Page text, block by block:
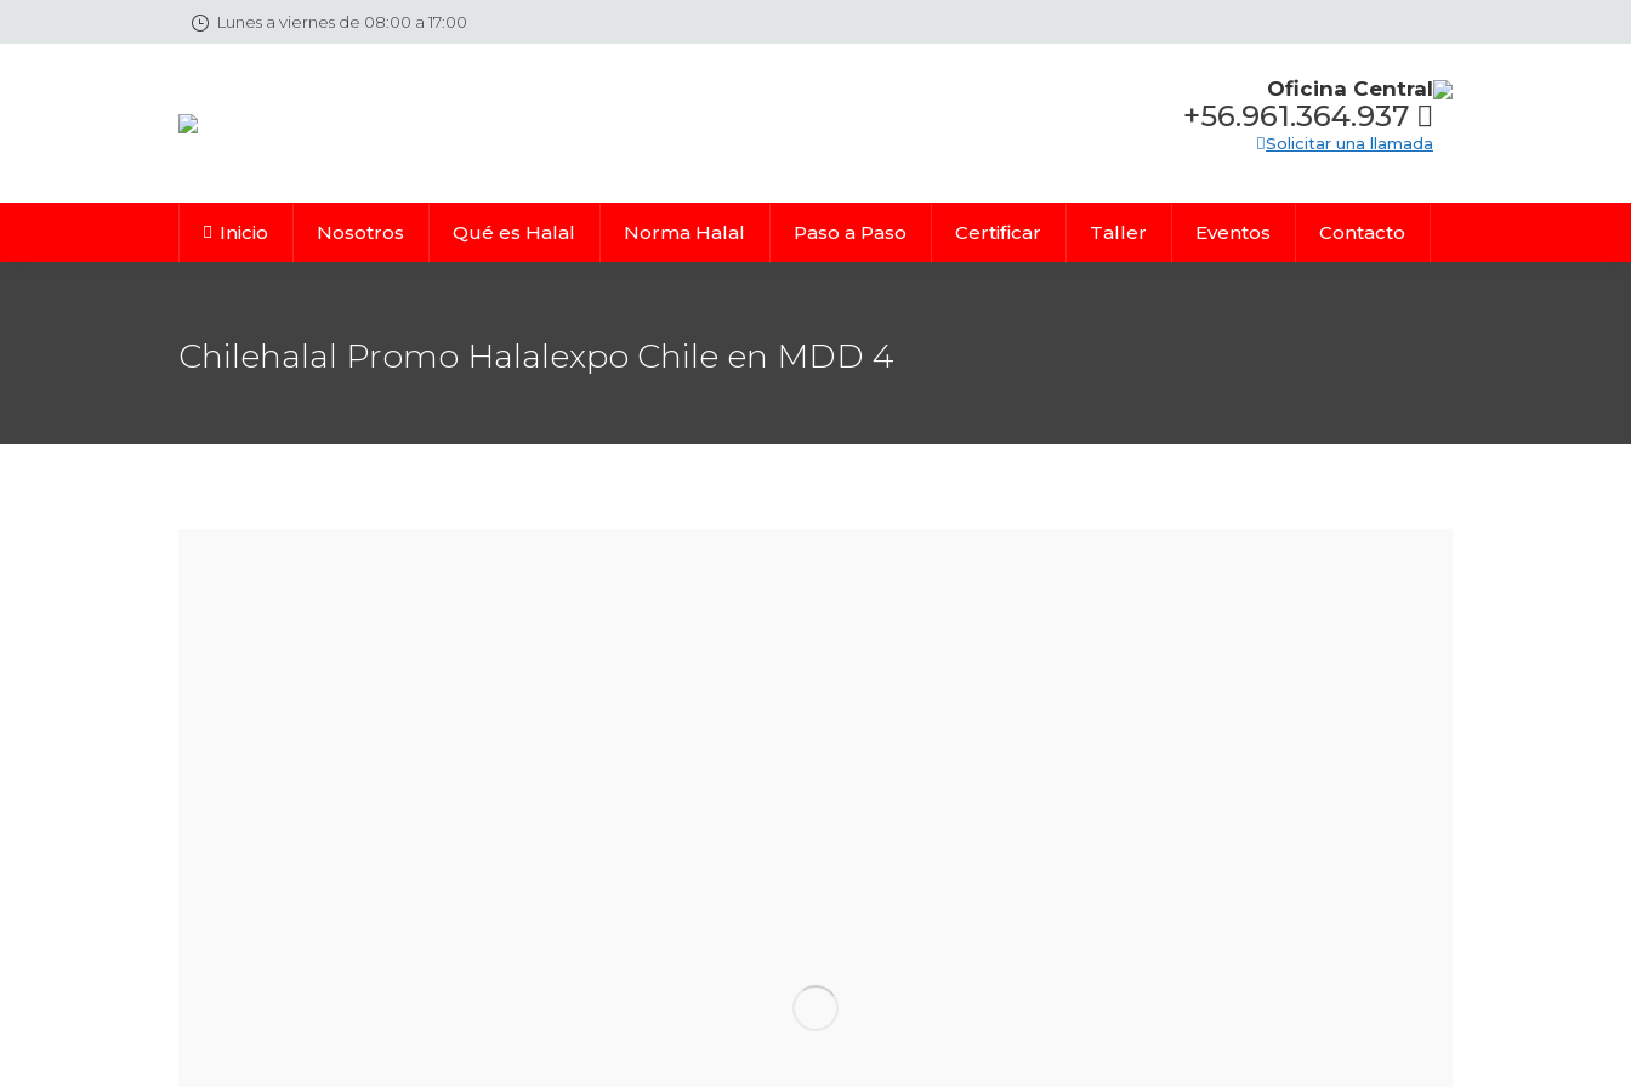
Lunes a viernes de 08:00 a 17:00
Oficina Central
+56.961.364.937
Solicitar una llamada
Inicio Nosotros Qué es Halal Norma Halal Paso a Paso Certificar Taller Eventos Contacto
Chilehalal Promo Halalexpo Chile en MDD 4